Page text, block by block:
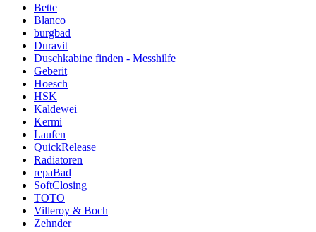
Bette
Blanco
burgbad
Duravit
Duschkabine finden - Messhilfe
Geberit
Hoesch
HSK
Kaldewei
Kermi
Laufen
QuickRelease
Radiatoren
repaBad
SoftClosing
TOTO
Villeroy & Boch
Zehnder